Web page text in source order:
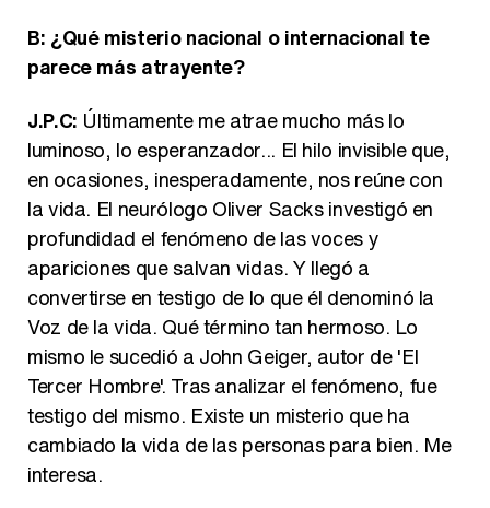
B: ¿Qué misterio nacional o internacional te
parece más atrayente?
J.P.C: Últimamente me atrae mucho más lo
luminoso, lo esperanzador... El hilo invisible que,
en ocasiones, inesperadamente, nos reúne con
la vida. El neurólogo Oliver Sacks investigó en
profundidad el fenómeno de las voces y
apariciones que salvan vidas. Y llegó a
convertirse en testigo de lo que él denominó la
Voz de la vida. Qué término tan hermoso. Lo
mismo le sucedió a John Geiger, autor de 'El
Tercer Hombre'. Tras analizar el fenómeno, fue
testigo del mismo. Existe un misterio que ha
cambiado la vida de las personas para bien. Me
interesa.